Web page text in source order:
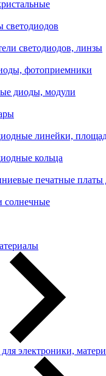
светодиодов
светодиодов, линзы
фотоприемники
диоды, модули
линейки,
кольца
печатные платы
солнечные
электроники,